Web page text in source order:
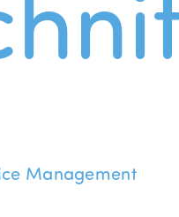
Management